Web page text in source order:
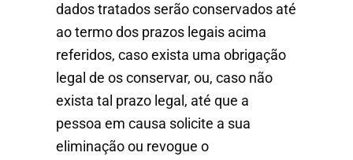
dados tratados serão conservados até
ao termo dos prazos legais acima
referidos, caso exista uma obrigação
legal de os conservar, ou, caso não
exista tal prazo legal, até que a
pessoa em causa solicite a sua
eliminação ou revogue o